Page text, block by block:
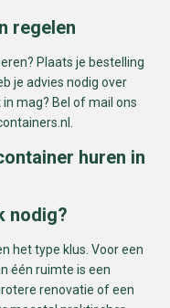
regelen
Plaats je bestelling
je advies nodig over
mag? Bel of mail ons
huren in
nodig?
het type klus. Voor een
één ruimte is een
renovatie of een